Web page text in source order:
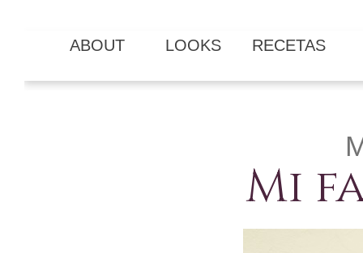
ABOUT LOOKS RECETAS
Mi